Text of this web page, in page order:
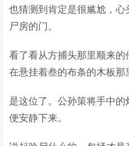
也猜测到肯定是很尴尬，
尸房的门。
看了看从方捕头那里顺来
在悬挂着叁的布条的木板那
是这位了。公孙策将手中的
便安静下来。